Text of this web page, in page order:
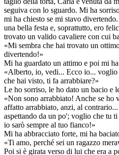
seguiva con lo sguardo. Mi ha
mi ha chiesto se mi stavo
una bella festa e, soprattutto, ero
trovato un valido cavaliere con cui
«Mi sembra che hai trovato un
divertendo!»
Mi ha guardato un attimo e poi mi
«Alberto, io, vedi... Ecco io...
che hai visto, ti fa arrabbiare?»
Le ho sorriso, le ho dato un bacio e
«Non sono arrabbiato! Anche se ho
affatto arrabbiato, anzi, al
aspettando da un po'; voglio che tu
io sarò sempre al tuo fianco!»
Mi ha abbracciato forte, mi ha
«Ti amo, perché sei un ragazzo
Poi si è girata verso di lui che era a